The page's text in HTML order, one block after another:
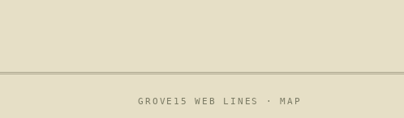
GROVE15 WEB LINES ·MAP